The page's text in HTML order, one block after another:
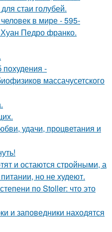
стаи голубей.
в мире - 595-
Педро франко.
-
массачусетского
удачи, процветания и
и остаются стройными, а
но не худеют.
по Stoller: что это
и заповедники находятся